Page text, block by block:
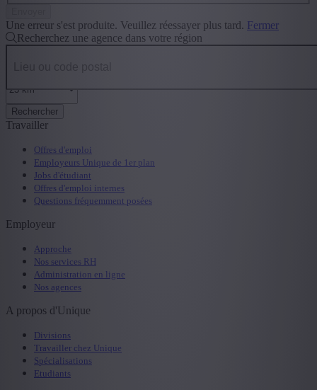
Une erreur s'est produite. Veuillez réessayer plus tard. Fermer
Recherchez une agence dans votre région
Rechercher
Travailler
Offres d'emploi
Employeurs Unique de 1er plan
Jobs d'étudiant
Offres d'emploi internes
Questions fréquemment posées
Employeur
Approche
Nos services RH
Administration en ligne
Nos agences
A propos d'Unique
Divisions
Travailler chez Unique
Spécialisations
Etudiants